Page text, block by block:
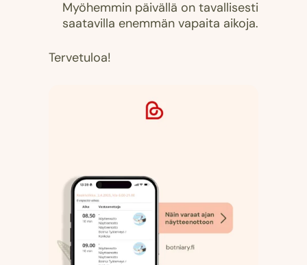
Myöhemmin päivällä on tavallisesti
saatavilla enemmän vapaita aikoja.
Tervetuloa!